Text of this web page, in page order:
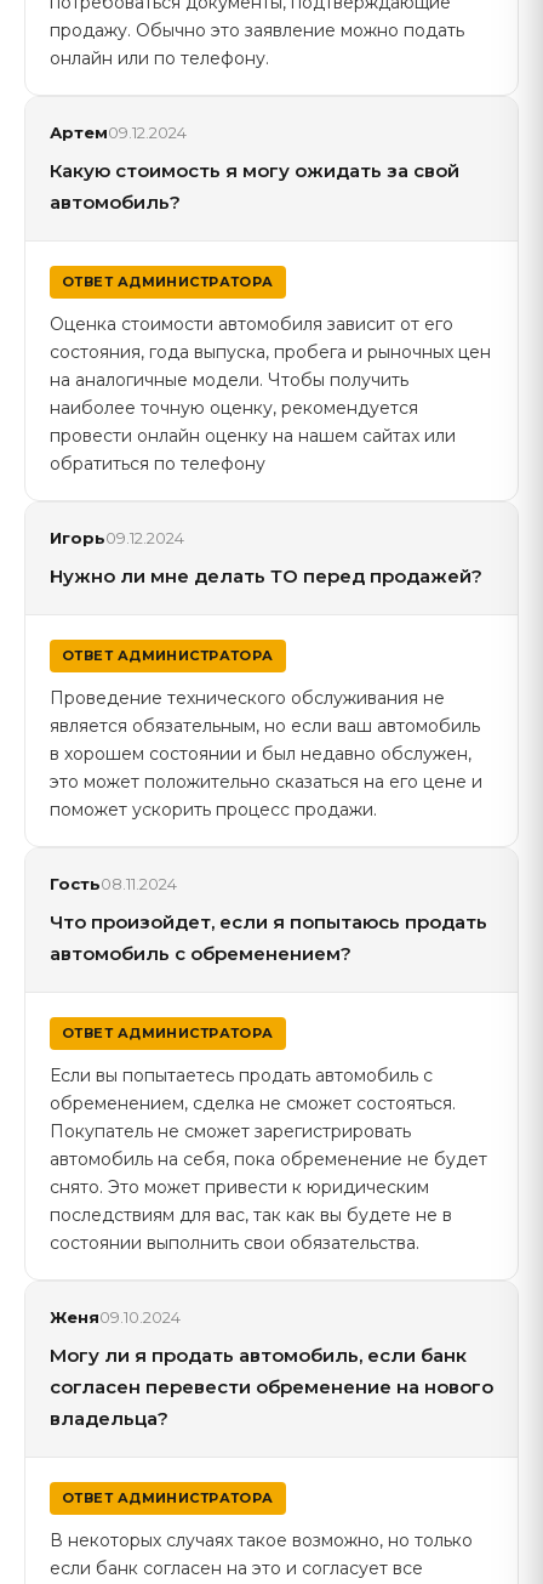
продажу. Обычно это заявление можно подать
онлайн или по телефону.
Артем09.12.2024
Какую стоимость я могу ожидать за свой
автомобиль?
ОТВЕТ АДМИНИСТРАТОРА
Оценка стоимости автомобиля зависит от его
состояния, года выпуска, пробега и рыночных цен
на аналогичные модели. Чтобы получить
наиболее точную оценку, рекомендуется
провести онлайн оценку на нашем сайтах или
обратиться по телефону
Игорь09.12.2024
Нужно ли мне делать ТО перед продажей?
ОТВЕТ АДМИНИСТРАТОРА
Проведение технического обслуживания не
является обязательным, но если ваш автомобиль
в хорошем состоянии и был недавно обслужен,
это может положительно сказаться на его цене и
поможет ускорить процесс продажи.
Гость08.11.2024
Что произойдет, если я попытаюсь продать
автомобиль с обременением?
ОТВЕТ АДМИНИСТРАТОРА
Если вы попытаетесь продать автомобиль с
обременением, сделка не сможет состояться.
Покупатель не сможет зарегистрировать
автомобиль на себя, пока обременение не будет
снято. Это может привести к юридическим
последствиям для вас, так как вы будете не в
состоянии выполнить свои обязательства.
Женя09.10.2024
Могу ли я продать автомобиль, если банк
согласен перевести обременение на нового
владельца?
ОТВЕТ АДМИНИСТРАТОРА
В некоторых случаях такое возможно, но только
если банк согласен на это и согласует все